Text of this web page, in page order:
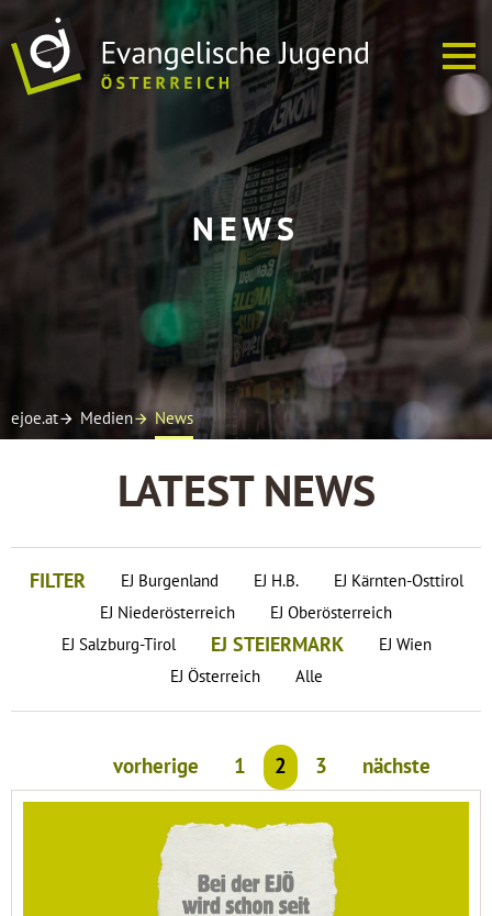
NEWS
ejoe.at Medien News
LATEST NEWS
FILTER EJ Burgenland EJ H.B.
EJ Kärnten-Osttirol
EJ Niederösterreich
EJ Oberösterreich
EJ Salzburg-Tirol
EJ STEIERMARK
EJ Wien
EJ Österreich
Alle
vorherige 1 2 3 nächste